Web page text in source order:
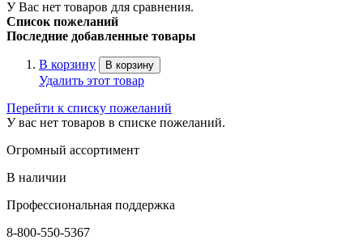
У Вас нет товаров для сравнения.
Список пожеланий
Последние добавленные товары
В корзину В корзину
Удалить этот товар
Перейти к списку пожеланий
У вас нет товаров в списке пожеланий.
Огромный ассортимент
В наличии
Профессиональная поддержка
8-800-550-5367